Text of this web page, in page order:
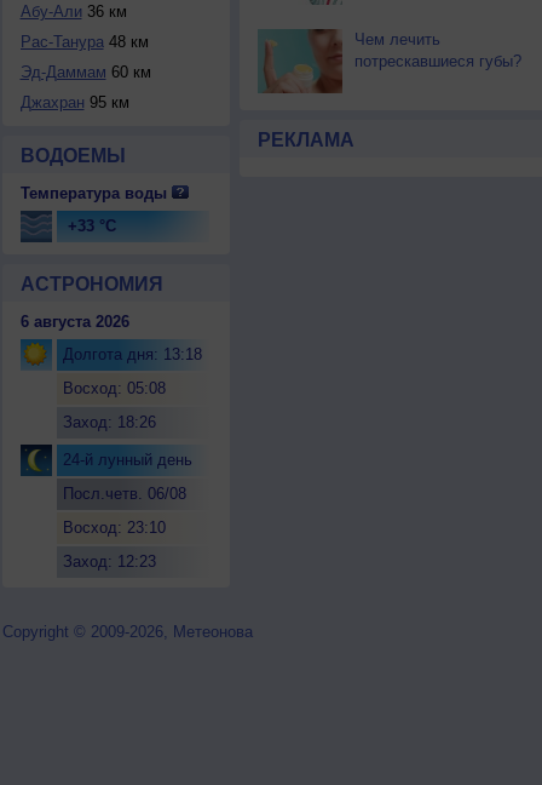
Абу-Али 36 км
Рас-Танура48 км
Эд-Даммам 60 км
Джахран 95 км
ВОДОЕМЫ
Температура воды
+33 °C
АСТРОНОМИЯ
6 августа 2026
Долгота дня: 13:18
Восход: 05:08
Заход: 18:26
24-й лунный день
Посл.четв. 06/08
Восход: 23:10
Заход: 12:23
Чем лечить
потрескавшиеся губы?
РЕКЛАМА
Copyright © 2009-2026, Метеонова